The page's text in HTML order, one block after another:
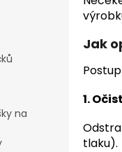
na
Jak
1.
tlaku).